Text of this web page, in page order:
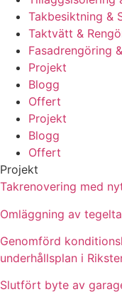
Takbesiktning &
Taktvätt &
Fasadrengöring
Projekt
Blogg
Offert
Projekt
Blogg
Offert
Projekt
Takrenovering med
Omläggning av
Genomförd
underhållsplan i
Slutfört byte av